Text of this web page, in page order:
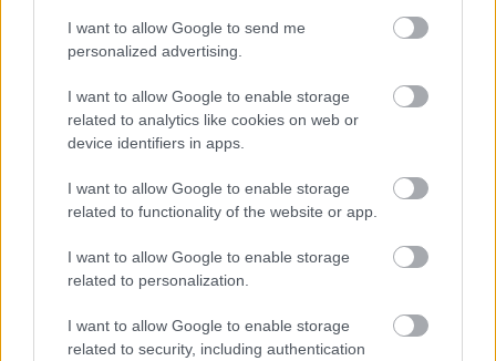
I want to allow Google to send me
personalized advertising.
I want to allow Google to enable storage
related to analytics like cookies on web or
device identifiers in apps.
I want to allow Google to enable storage
related to functionality of the website or app.
I want to allow Google to enable storage
related to personalization.
I want to allow Google to enable storage
related to security, including authentication
A 2026. február 17-i fogyatkozás lényege nem a
félelemkeltés, hanem a felszabadítás:
elengedni azt, ami
már nem szolgál, és megölelni azt, ami végre igaz. Aki
ebbe a folyamatba nem kapaszkodva, hanem tudatosan lép
bele, annak a változás nem rombolás lesz – hanem új
életminőség.
filantropikum